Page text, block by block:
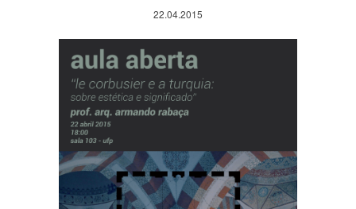
22.04.2015